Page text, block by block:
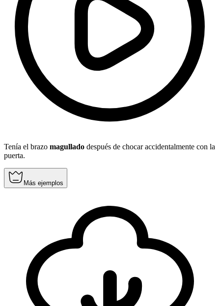
Tenía el brazo magullado después de chocar accidentalmente con la
puerta.
Más ejemplos